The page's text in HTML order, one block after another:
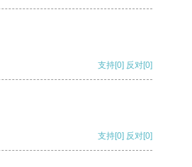
支持[0] 反对[0]
支持[0] 反对[0]